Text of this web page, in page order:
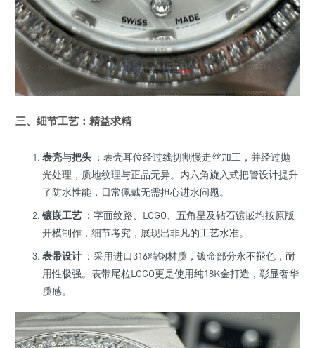
三、细节工艺：精益求精
表壳与把头 ：表壳耳位经过线切割慢走丝加工，并经过抛
光处理，质地纹理与正品无异。内六角旋入式把管设计提升
了防水性能，日常佩戴无需担心进水问题。
镶嵌工艺 ：字面纹路、LOGO、五角星及钻石镶嵌均按原版
开模制作，细节考究，展现出非凡的工艺水准。
表带设计 ：采用进口316精钢材质，镀金部分永不褪色，耐
用性极强。表带尾粒LOGO更是使用纯18K金打造，彰显奢华
质感。